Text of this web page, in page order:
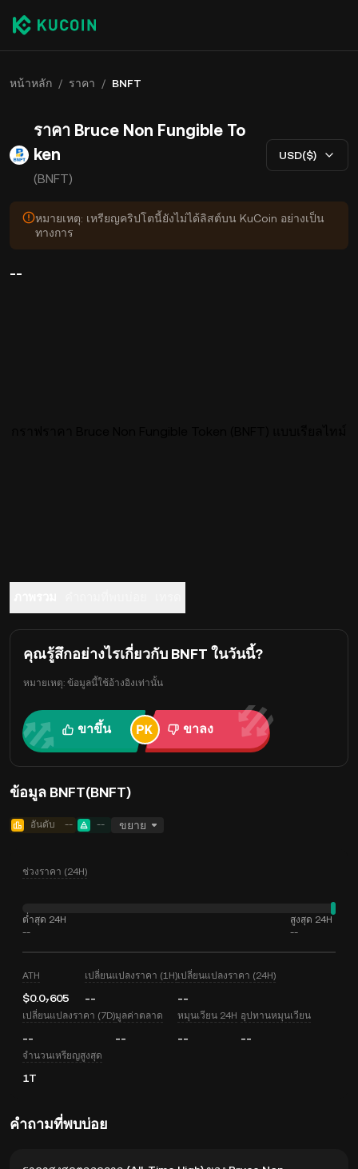
หน้าหลัก / ราคา / BNFT
ราคา Bruce Non Fungible To
ken
(BNFT)
USD($)
หมายเหตุ: เหรียญคริปโตนี้ยังไม่ได้ลิสต์บน KuCoin อย่างเป็น
ทางการ
--
คุณรู้สึกอย่างไรเกี่ยวกับ BNFT ในวันนี้?
หมายเหตุ: ข้อมูลนี้ใช้อ้างอิงเท่านั้น
ขาขึ้น ขาลง
ข้อมูล BNFT(BNFT)
อันดับ -- -- ขยาย
ช่วงราคา (24H)
ต่ำสุด 24H
--
สูงสุด 24H
--
ATH
$0.0₇605
เปลี่ยนแปลงราคา (1H)
--
เปลี่ยนแปลงราคา (24H)
--
เปลี่ยนแปลงราคา (7D)
--
มูลค่าตลาด
--
หมุนเวียน 24H
--
อุปทานหมุนเวียน
--
จำนวนเหรียญสูงสุด
1T
คำถามที่พบบ่อย